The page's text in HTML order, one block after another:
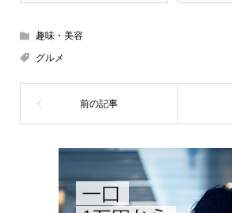
趣味・美容
グルメ